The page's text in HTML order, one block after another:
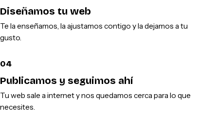
Diseñamos tu web
Te la enseñamos, la ajustamos contigo y la dejamos a tu
gusto.
04
Publicamos y seguimos ahí
Tu web sale a internet y nos quedamos cerca para lo que
necesites.